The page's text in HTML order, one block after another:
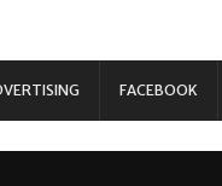
FACEBOOK